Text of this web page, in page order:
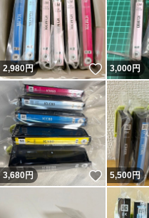
2,980円 いいね！
3,000円
3,680円 いいね！
5,500円